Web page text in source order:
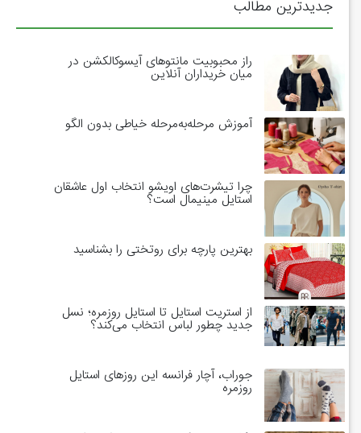
جدیدترین مطالب
راز محبوبیت مانتوهای آیسوکالکشن در
میان خریداران آنلاین
آموزش مرحله‌به‌مرحله خیاطی بدون الگو
چرا تیشرت‌های اویشو انتخاب اول عاشقان
استایل مینیمال است؟
بهترین پارچه برای روتختی را بشناسید
از استریت استایل تا استایل روزمره؛ نسل
جدید چطور لباس انتخاب می‌کند؟
جوراب، آچار فرانسه این روزهای استایل
روزمره